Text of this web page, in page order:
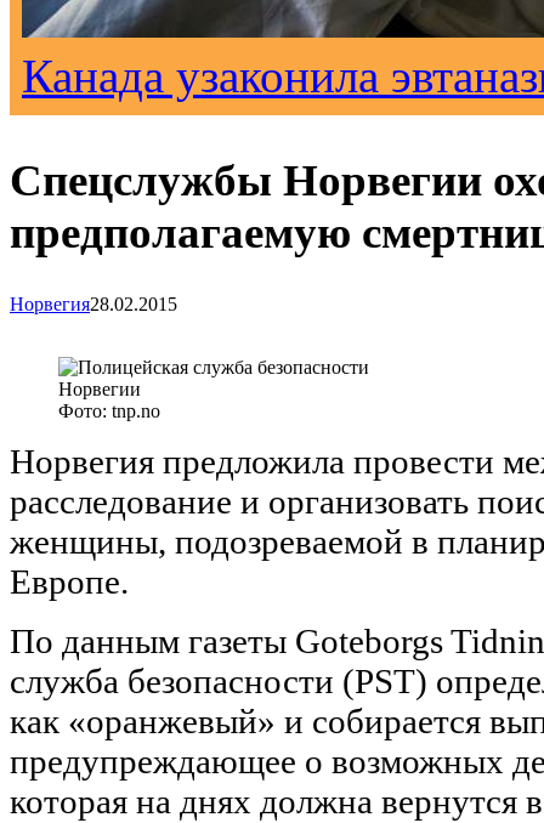
Канада узаконила
Спецслужбы Норвегии
предполагаемую
Норвегия28.02.2015
Фото: tnp.no
Норвегия предложила провести
расследование и организовать
женщины, подозреваемой в
Европе.
По данным газеты Goteborgs
служба безопасности (PST)
как «оранжевый» и собирается
предупреждающее о возможных
которая на днях должна вернутся